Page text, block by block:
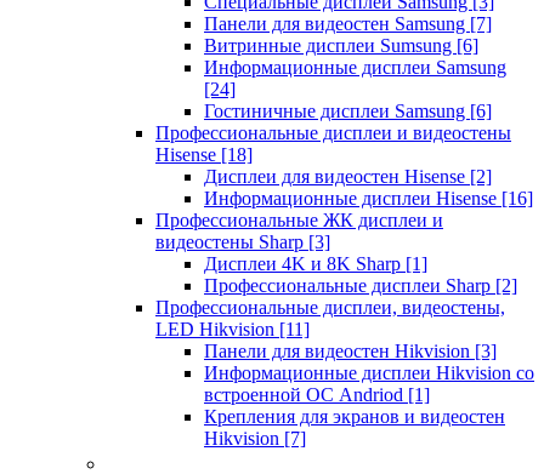
Панели для видеостен Samsung [7]
Витринные дисплеи Sumsung [6]
Информационные дисплеи Samsung
[24]
Гостиничные дисплеи Samsung [6]
Профессиональные дисплеи и видеостены
Hisense [18]
Дисплеи для видеостен Hisense [2]
Информационные дисплеи Hisense [16]
Профессиональные ЖК дисплеи и
видеостены Sharp [3]
Дисплеи 4K и 8K Sharp [1]
Профессиональные дисплеи Sharp [2]
Профессиональные дисплеи, видеостены,
LED Hikvision [11]
Панели для видеостен Hikvision [3]
Информационные дисплеи Hikvision со
встроенной ОС Andriod [1]
Крепления для экранов и видеостен
Hikvision [7]